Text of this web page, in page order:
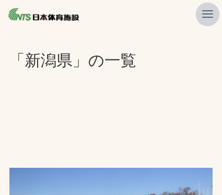
ニュース
会社概要
「新潟県」の一覧